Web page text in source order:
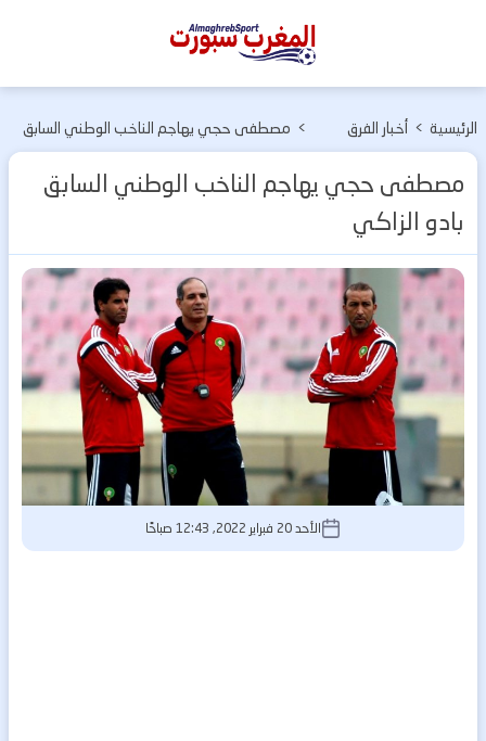
المغرب
الرئيسية > أخبار الفرق
> مصطفى حجي يهاجم الناخب الوطني السابق
مصطفى حجي يهاجم الناخب الوطني السابق
بادو الزاكي
الأحد 20 فبراير 2022, 12:43 صباحًا